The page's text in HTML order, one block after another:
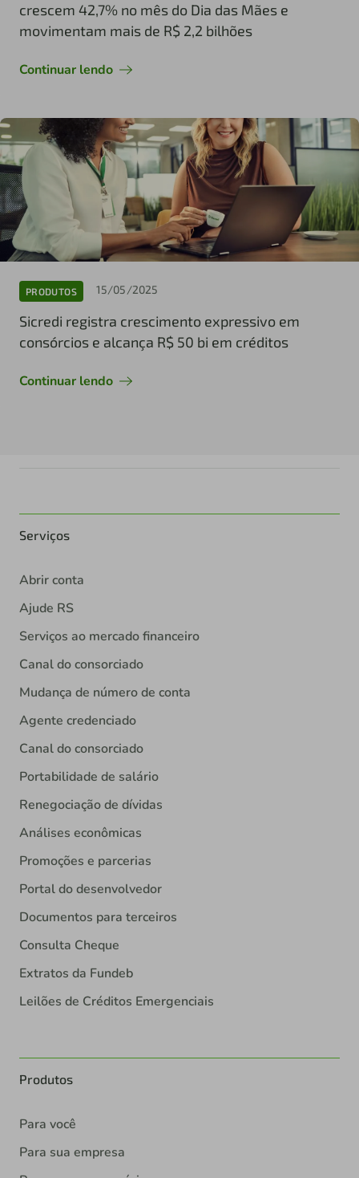
crescem 42,7% no mês do Dia das Mães e
movimentam mais de R$ 2,2 bilhões
Continuar lendo
PRODUTOS 15/05/2025
Sicredi registra crescimento expressivo em
consórcios e alcança R$ 50 bi em créditos
Continuar lendo
Serviços
Abrir conta
Ajude RS
Serviços ao mercado financeiro
Canal do consorciado
Mudança de número de conta
Agente credenciado
Canal do consorciado
Portabilidade de salário
Renegociação de dívidas
Análises econômicas
Promoções e parcerias
Portal do desenvolvedor
Documentos para terceiros
Consulta Cheque
Extratos da Fundeb
Leilões de Créditos Emergenciais
Produtos
Para você
Para sua empresa